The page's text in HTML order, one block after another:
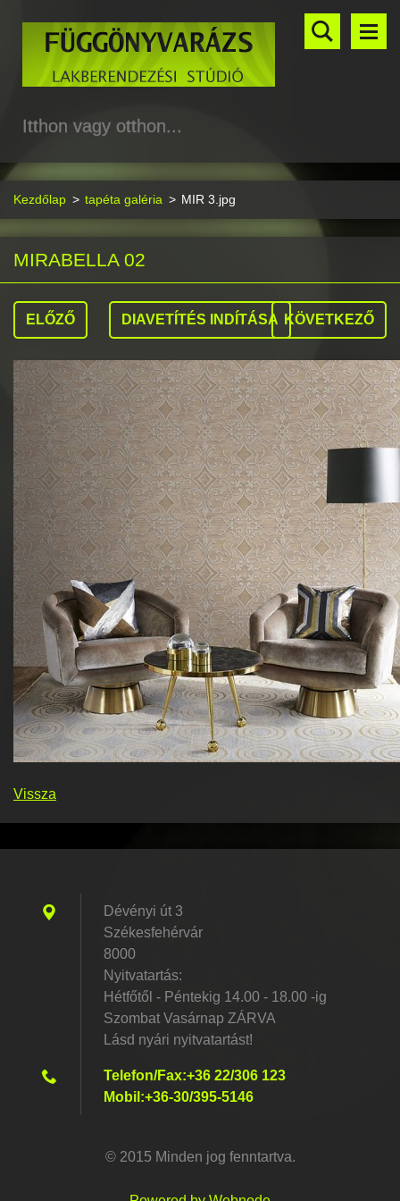
Itthon vagy otthon...
Kezdőlap > tapéta galéria > MIR 3.jpg
MIRABELLA 02
ELŐZŐ DIAVETÍTÉS INDÍTÁSA KÖVETKEZŐ
Vissza
Dévényi út 3
Székesfehérvár
8000
Nyitvatartás:
Hétfőtől - Péntekig 14.00 - 18.00 -ig
Szombat Vasárnap ZÁRVA
Lásd nyári nyitvatartást!
Telefon/Fax:+36 22/306 123
Mobil:+36-30/395-5146
© 2015 Minden jog fenntartva.